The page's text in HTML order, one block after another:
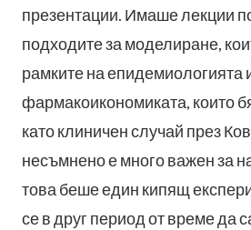
презентации. Имаше лекции
подходите за моделиране,
рамките на епидемиологията
фармакоикономиката, които
като клиничен случай през
несъмнено е много важен за
това беше един кипящ
се в друг период от време да